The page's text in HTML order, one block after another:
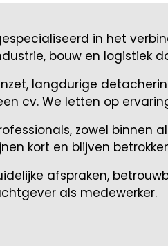
in het
bouw en logistiek
langdurige
cv. We letten op
zowel binnen
kort en blijven
afspraken,
als medewerker.